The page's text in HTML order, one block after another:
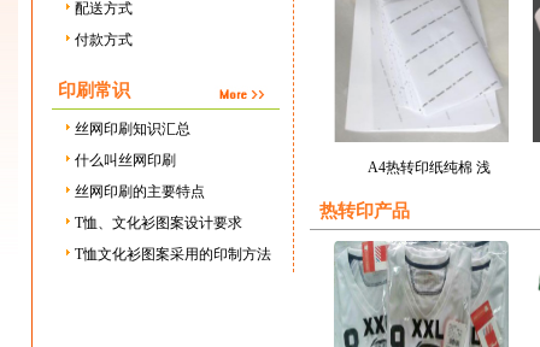
配送方式
付款方式
印刷常识
丝网印刷知识汇总
什么叫丝网印刷
丝网印刷的主要特点
T恤、文化衫图案设计要求
T恤文化衫图案采用的印制方法
A4热转印纸纯棉 浅
热转印产品